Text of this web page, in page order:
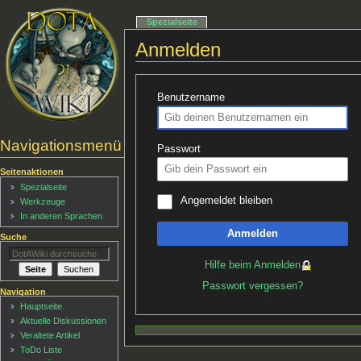
Anmelden
Benutzername
Passwort
Angemeldet bleiben
Anmelden
Hilfe beim Anmelden
Passwort vergessen?
Navigationsmenü
Spezialseite
Seitenaktionen
Spezialseite
Werkzeuge
In anderen Sprachen
Suche
Navigation
Hauptseite
Aktuelle Diskussionen
Veraltete Artikel
ToDo Liste